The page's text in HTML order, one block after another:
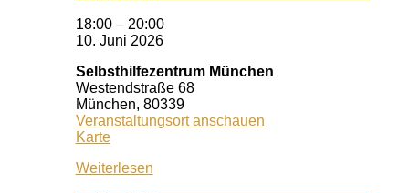
18:00 – 20:00
10. Juni 2026
Selbsthilfezentrum München
Westendstraße 68
München, 80339
Veranstaltungsort anschauen
KarteSelbsthilfezentrum
Weiterlesen